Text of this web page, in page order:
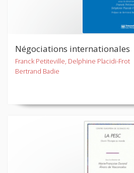
Négociations internationales
Franck Petiteville, Delphine Placidi-Frot
Bertrand Badie